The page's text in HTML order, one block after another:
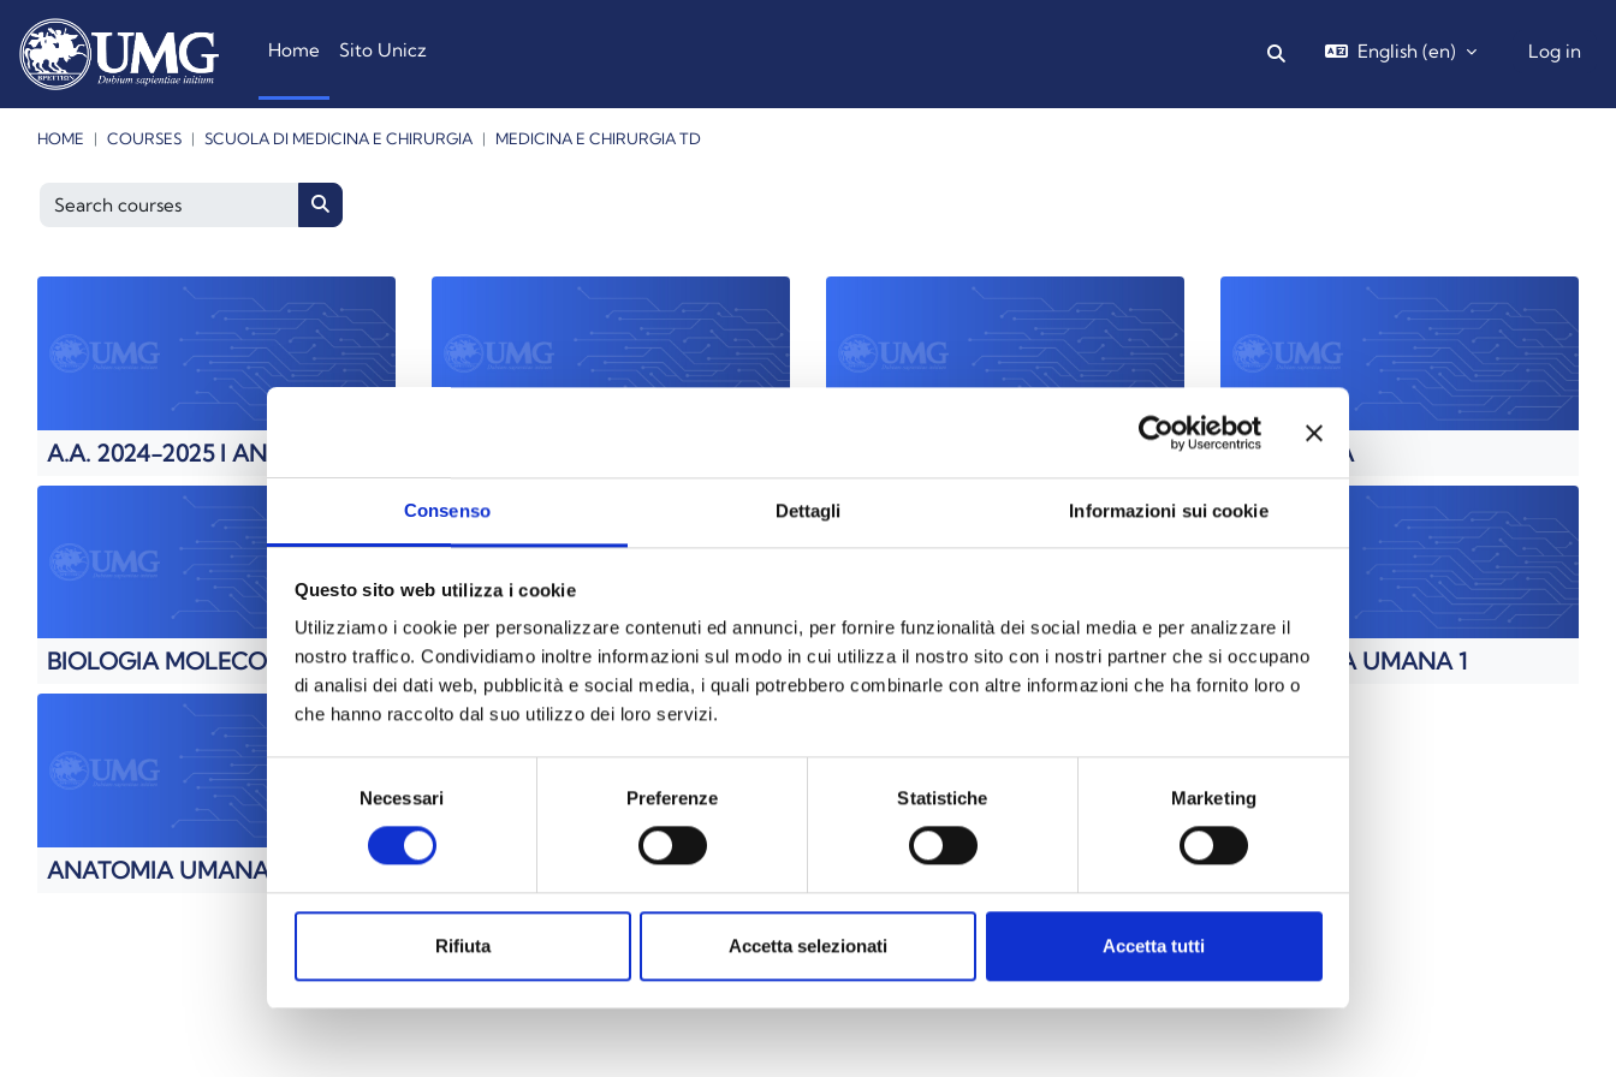
Consenso Dettagli Informazioni sui cookie
Questo sito web utilizza i cookie
Utilizziamo i cookie per personalizzare contenuti ed annunci, per fornire funzionalità dei social media e per analizzare il
nostro traffico. Condividiamo inoltre informazioni sul modo in cui utilizza il nostro sito con i nostri partner che si occupano
di analisi dei dati web, pubblicità e social media, i quali potrebbero combinarle con altre informazioni che ha fornito loro o
che hanno raccolto dal suo utilizzo dei loro servizi.
Necessari Preferenze Statistiche Marketing
Rifiuta Accetta selezionati Accetta tutti
Home
Sito Unicz Toggle search input
English ‎(en)‎ Log in
HOME COURSES SCUOLA DI MEDICINA E CHIRURGIA MEDICINA E CHIRURGIA TD
Search courses
Search courses
A.A. 2024-2025 I ANNO ISTOLOGIA
BIOLOGIA MOLECOLARE MATEMATICA 6 CFU MATEMATICA 3 CFU ANATOMIA UMANA 1
ANATOMIA UMANA II A.A. 2026-2027 III ANNO II ANNO 2026/2027